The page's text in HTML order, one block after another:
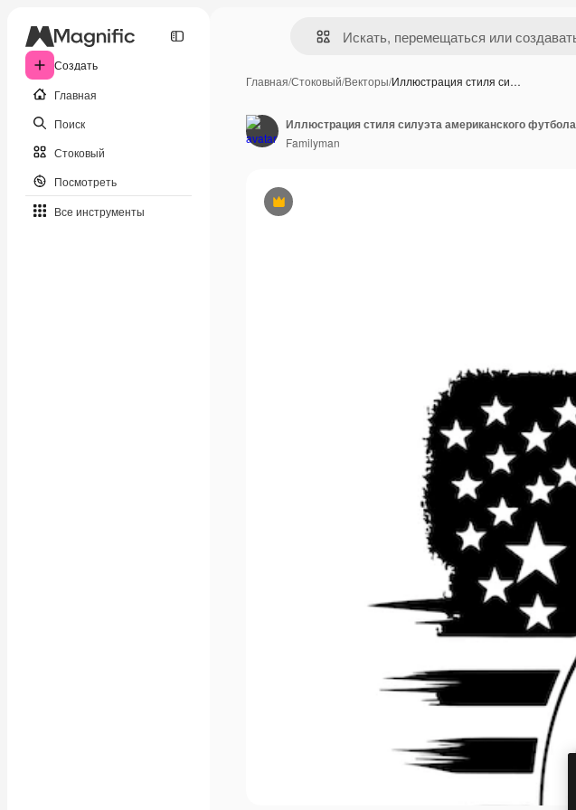
Создать
Главная
Поиск
Стоковый
Посмотреть
Все инструменты
Главная/Стоковый/Векторы/Иллюстрация стиля си…
Премиум
Иллюстрация стиля силуэта американского футбола
Familyman